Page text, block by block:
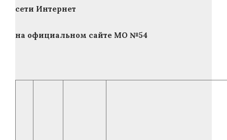
сети Интернет
на официальном сайте МО №54